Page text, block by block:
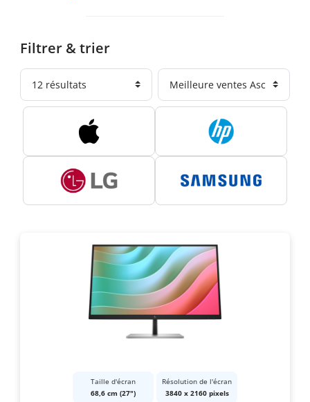
Filtrer & trier
Taille d'écran
68,6 cm (27")
Résolution de l'écran
3840 x 2160 pixels